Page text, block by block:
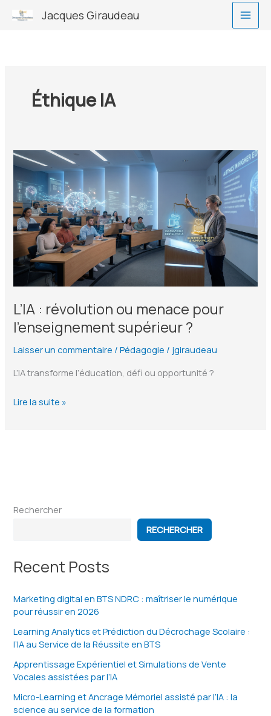
Jacques Giraudeau
Éthique IA
L’IA : révolution ou menace pour
l’enseignement supérieur ?
Laisser un commentaire /Pédagogie / jgiraudeau
L’IA transforme l’éducation, défi ou opportunité ?
L’IA
supérieur
Lire la suite »
Rechercher
RECHERCHER
Recent Posts
Marketing digital en BTS NDRC : maîtriser le numérique
pour réussir en 2026
Learning Analytics et Prédiction du Décrochage Scolaire :
l’IA au Service de la Réussite en BTS
Apprentissage Expérientiel et Simulations de Vente
Vocales assistées par l’IA
Micro-Learning et Ancrage Mémoriel assisté par l’IA : la
science au service de la formation